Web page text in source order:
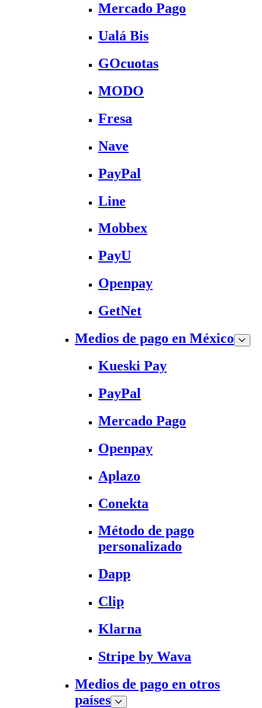
Mercado Pago
Ualá Bis
GOcuotas
MODO
Fresa
Nave
PayPal
Line
Mobbex
PayU
Openpay
GetNet
Medios de pago en México
Kueski Pay
PayPal
Mercado Pago
Openpay
Aplazo
Conekta
Método de pago
personalizado
Dapp
Clip
Klarna
Stripe by Wava
Medios de pago en otros
países